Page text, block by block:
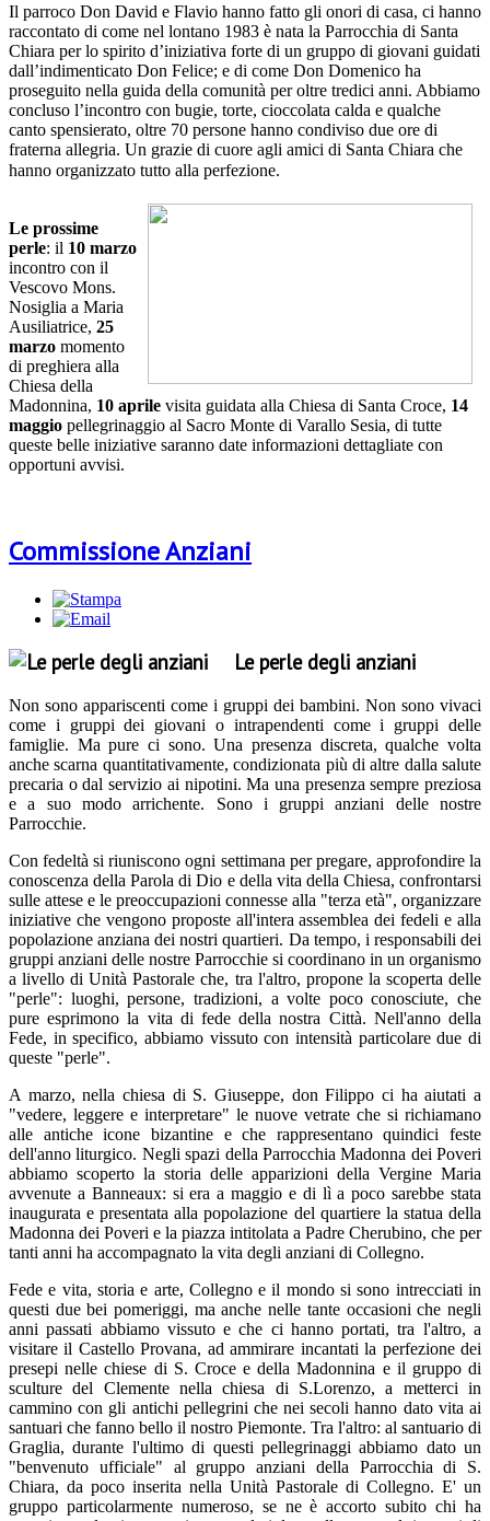
Il parroco Don David e Flavio hanno fatto gli onori di casa, ci hanno
raccontato di come nel lontano 1983 è nata la Parrocchia di Santa
Chiara per lo spirito d’iniziativa forte di un gruppo di giovani guidati
dall’indimenticato Don Felice; e di come Don Domenico ha
proseguito nella guida della comunità per oltre tredici anni. Abbiamo
concluso l’incontro con bugie, torte, cioccolata calda e qualche
canto spensierato, oltre 70 persone hanno condiviso due ore di
fraterna allegria. Un grazie di cuore agli amici di Santa Chiara che
hanno organizzato tutto alla perfezione.
Le prossime
perle: il 10 marzo
incontro con il
Vescovo Mons.
Nosiglia a Maria
Ausiliatrice, 25
marzo momento
di preghiera alla
Chiesa della
Madonnina, 10 aprile visita guidata alla Chiesa di Santa Croce, 14
maggio pellegrinaggio al Sacro Monte di Varallo Sesia, di tutte
queste belle iniziative saranno date informazioni dettagliate con
opportuni avvisi.
Commissione Anziani
Le perle degli anziani
Non sono appariscenti come i gruppi dei bambini. Non sono vivaci
come i gruppi dei giovani o intrapendenti come i gruppi delle
famiglie. Ma pure ci sono. Una presenza discreta, qualche volta
anche scarna quantitativamente, condizionata più di altre dalla salute
precaria o dal servizio ai nipotini. Ma una presenza sempre preziosa
e a suo modo arrichente. Sono i gruppi anziani delle nostre
Parrocchie.
Con fedeltà si riuniscono ogni settimana per pregare, approfondire la
conoscenza della Parola di Dio e della vita della Chiesa, confrontarsi
sulle attese e le preoccupazioni connesse alla "terza età", organizzare
iniziative che vengono proposte all'intera assemblea dei fedeli e alla
popolazione anziana dei nostri quartieri. Da tempo, i responsabili dei
gruppi anziani delle nostre Parrocchie si coordinano in un organismo
a livello di Unità Pastorale che, tra l'altro, propone la scoperta delle
"perle": luoghi, persone, tradizioni, a volte poco conosciute, che
pure esprimono la vita di fede della nostra Città. Nell'anno della
Fede, in specifico, abbiamo vissuto con intensità particolare due di
queste "perle".
A marzo, nella chiesa di S. Giuseppe, don Filippo ci ha aiutati a
"vedere, leggere e interpretare" le nuove vetrate che si richiamano
alle antiche icone bizantine e che rappresentano quindici feste
dell'anno liturgico. Negli spazi della Parrocchia Madonna dei Poveri
abbiamo scoperto la storia delle apparizioni della Vergine Maria
avvenute a Banneaux: si era a maggio e di lì a poco sarebbe stata
inaugurata e presentata alla popolazione del quartiere la statua della
Madonna dei Poveri e la piazza intitolata a Padre Cherubino, che per
tanti anni ha accompagnato la vita degli anziani di Collegno.
Fede e vita, storia e arte, Collegno e il mondo si sono intrecciati in
questi due bei pomeriggi, ma anche nelle tante occasioni che negli
anni passati abbiamo vissuto e che ci hanno portati, tra l'altro, a
visitare il Castello Provana, ad ammirare incantati la perfezione dei
presepi nelle chiese di S. Croce e della Madonnina e il gruppo di
sculture del Clemente nella chiesa di S.Lorenzo, a metterci in
cammino con gli antichi pellegrini che nei secoli hanno dato vita ai
santuari che fanno bello il nostro Piemonte. Tra l'altro: al santuario di
Graglia, durante l'ultimo di questi pellegrinaggi abbiamo dato un
"benvenuto ufficiale" al gruppo anziani della Parrocchia di S.
Chiara, da poco inserita nella Unità Pastorale di Collegno. E' un
gruppo particolarmente numeroso, se ne è accorto subito chi ha